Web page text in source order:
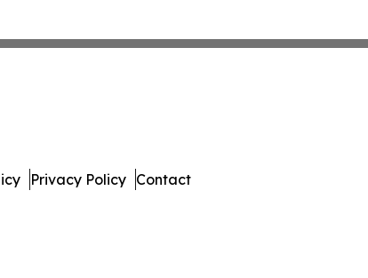
Privacy Policy Contact